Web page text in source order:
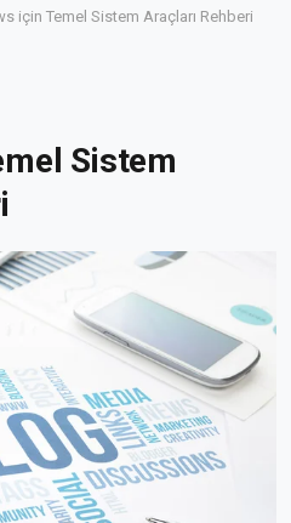
için Temel Sistem Araçları Rehberi
Sistem